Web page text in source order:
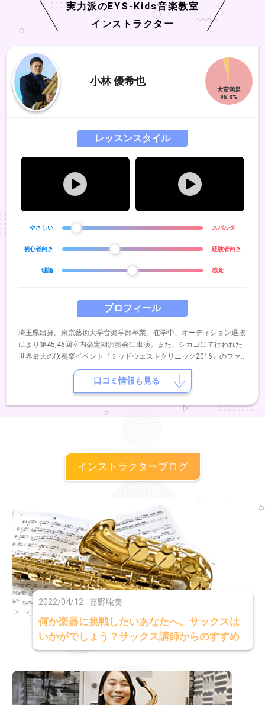
実力派の EYS-Kids音楽教室
インストラクター
小林 優希也
プロフィール
埼玉県出身。東京藝術大学音楽学部卒業。在学中、オーディション選抜
により第45,46回室内楽定期演奏会に出演。また、シカゴにて行われた
世界最大の吹奏楽イベント『ミッドウェストクリニック2016』のファ
イナルコンサートに出演。チューバを岩崎純、池田幸広、佐藤和彦の各
氏に、室内楽を栃本浩規、日髙剛、五十畑勉の各氏に師事。現在、国内
各地での演奏をはじめ、吹奏楽、音楽隊等の指導、指揮にあたってい
レッスンスタイル
やさしい スパルタ
初心者向き 経験者向き
理論 感覚
口コミ情報も見る
インストラクターブログ
2022/04/12 嘉野聡美
何か楽器に挑戦したいあなたへ。サックスは
いかがでしょう？サックス講師からのすすめ